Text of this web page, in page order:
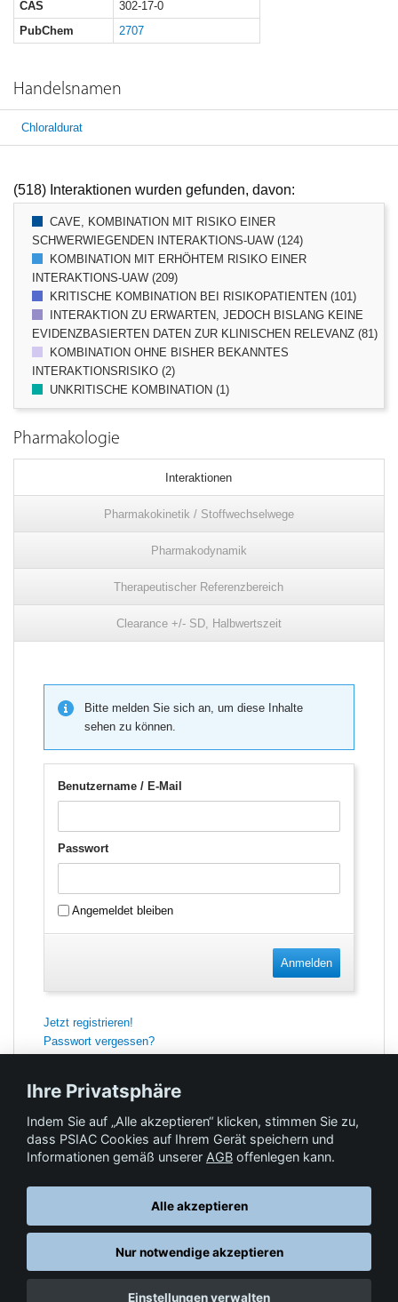
CAS
302-17-0
PubChem
2707
Handelsnamen
Chloraldurat
(518) Interaktionen wurden gefunden, davon:
CAVE, KOMBINATION MIT RISIKO EINER
SCHWERWIEGENDEN INTERAKTIONS-UAW (124)
KOMBINATION MIT ERHÖHTEM RISIKO EINER
INTERAKTIONS-UAW (209)
KRITISCHE KOMBINATION BEI RISIKOPATIENTEN (101)
INTERAKTION ZU ERWARTEN, JEDOCH BISLANG KEINE
EVIDENZBASIERTEN DATEN ZUR KLINISCHEN RELEVANZ (81)
KOMBINATION OHNE BISHER BEKANNTES
INTERAKTIONSRISIKO (2)
UNKRITISCHE KOMBINATION (1)
Pharmakologie
Interaktionen
Pharmakokinetik / Stoffwechselwege
Pharmakodynamik
Therapeutischer Referenzbereich
Clearance +/- SD, Halbwertszeit
Bitte melden Sie sich an, um diese Inhalte
sehen zu können.
Benutzername / E-Mail
Passwort
Angemeldet bleiben
Anmelden
Jetzt registrieren!
Passwort vergessen?
Feedback
© Springer-Verlag GmbH. Part of Springer Nature •Datenschutz,AGB,
Ihre Privatsphäre
Indem Sie auf „Alle akzeptieren“ klicken, stimmen Sie zu,
dass PSIAC Cookies auf Ihrem Gerät speichern und
Informationen gemäß unserer AGB offenlegen kann.
Alle akzeptieren
Nur notwendige akzeptieren
Einstellungen verwalten